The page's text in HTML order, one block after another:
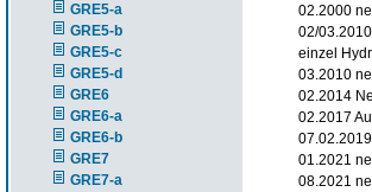
GRE5-a
GRE5-b
GRE5-c
GRE5-d
GRE6
GRE6-a
GRE6-b
GRE7
GRE7-a
02.2000
02/
einzel
03.2010
02.2014
02.2017
01.2021
08.2021